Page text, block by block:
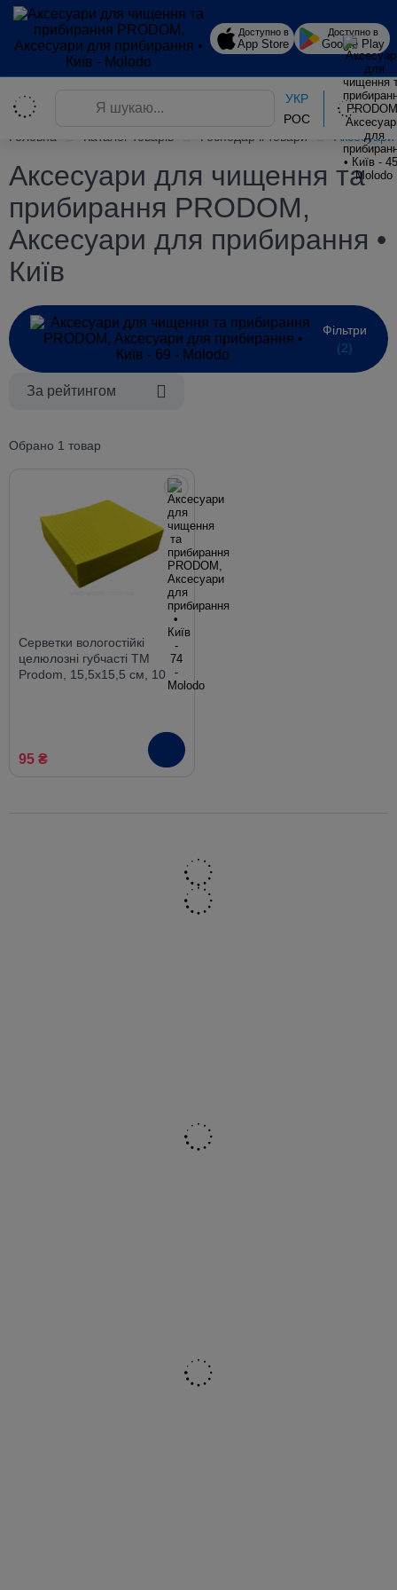
Доступно в
App Store
Доступно в
Google Play
УКР
РОС
Головна
Каталог товарів Господарчі товари
Аксесуари для чищення та
прибирання PRODOM,
Аксесуари для прибирання •
Київ
Фільтри
(2)
За рейтингом
Обрано 1 товар
Серветки вологостійкі
целюлозні губчасті ТМ
Prodom, 15,5х15,5 см, 10
95 ₴